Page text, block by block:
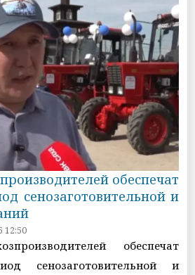
обеспечат
сенозаготовительной и
12:50
обеспечат
сенозаготовительной и